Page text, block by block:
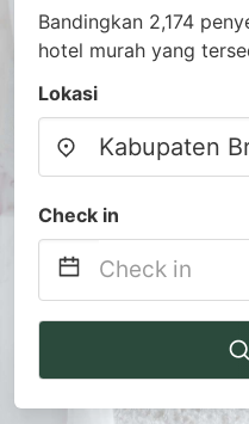
Bandingkan 2,174
hotel murah yang
Lokasi
Check in
Navigate
to